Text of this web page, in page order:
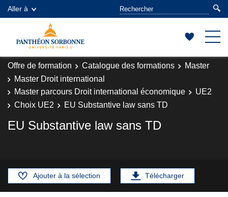
Aller à
Offre de formation Catalogue des formations
Master
Master Droit international
Master parcours Droit international économique
UE2
Choix UE2
EU Substantive law sans TD
EU Substantive law sans TD
Ajouter à la sélection Télécharger